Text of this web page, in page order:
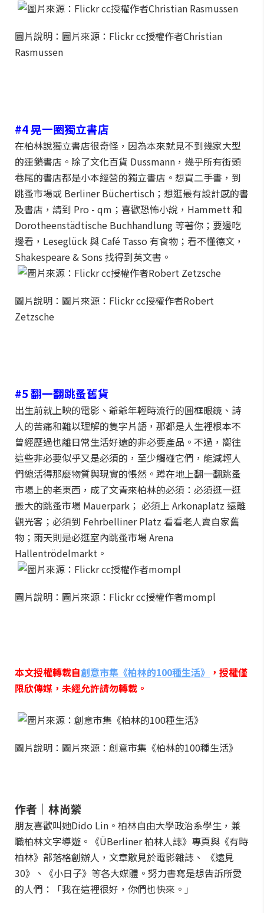
圖片說明：圖片來源：Flickr cc授權作者Christian
Rasmussen
#4 晃一圈獨立書店
在柏林說獨立書店很奇怪，因為本來就見不到幾家大型
的連鎖書店。除了文化百貨 Dussmann，幾乎所有街頭
巷尾的書店都是小本經營的獨立書店。想買二手書，到
跳蚤市場或 Berliner Büchertisch；想逛最有設計感的書
及書店，請到 Pro - qm；喜歡恐怖小說，Hammett 和
Dorotheenstädtische Buchhandlung 等著你；要邊吃
邊看，Leseglück 與 Café Tasso 有食物；看不懂德文，
Shakespeare & Sons 找得到英文書。
圖片說明：圖片來源：Flickr cc授權作者Robert
Zetzsche
#5 翻一翻跳蚤舊貨
出生前就上映的電影、爺爺年輕時流行的圓框眼鏡、詩
人的苦痛和難以理解的隻字片語，那都是人生裡根本不
曾經歷過也離日常生活好遠的非必要產品。不過，嚮往
這些非必要似乎又是必須的，至少觸碰它們，能減輕人
們總活得那麼物質與現實的悵然。蹲在地上翻一翻跳蚤
市場上的老東西，成了文青來柏林的必須：必須逛一逛
最大的跳蚤市場 Mauerpark； 必須上 Arkonaplatz 遠離
觀光客；必須到 Fehrbelliner Platz 看看老人賣自家舊
物；雨天則是必逛室內跳蚤市場 Arena
Hallentrödelmarkt。
圖片說明：圖片來源：Flickr cc授權作者mompl
本文授權轉載自創意市集《柏林的100種生活》 ，授權僅
限欣傳媒，未經允許請勿轉載。
圖片說明：圖片來源：創意市集《柏林的100種生活》
作者｜林尚縈
朋友喜歡叫她Dido Lin。柏林自由大學政治系學生，兼
職柏林文字導遊。《ÜBerliner 柏林人誌》專頁與《有時
柏林》部落格創辦人，文章散見於電影雜誌、 《遠見
30》、《小日子》等各大媒體。努力書寫是想告訴所愛
的人們：「我在這裡很好，你們也快來。」